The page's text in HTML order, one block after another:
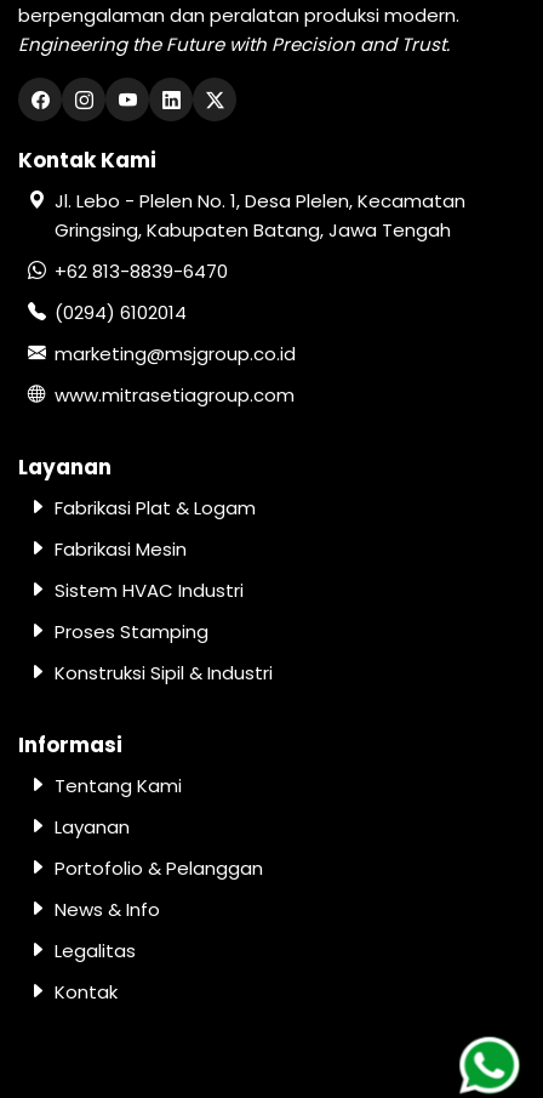
berpengalaman dan peralatan produksi modern.
Engineering the Future with Precision and Trust.
Kontak Kami
Jl. Lebo - Plelen No. 1, Desa Plelen, Kecamatan
Gringsing, Kabupaten Batang, Jawa Tengah
+62 813-8839-6470
(0294) 6102014
marketing@msjgroup.co.id
www.mitrasetiagroup.com
Layanan
Fabrikasi Plat & Logam
Fabrikasi Mesin
Sistem HVAC Industri
Proses Stamping
Konstruksi Sipil & Industri
Informasi
Tentang Kami
Layanan
Portofolio & Pelanggan
News & Info
Legalitas
Kontak